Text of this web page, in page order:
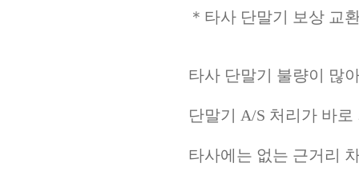
＊타사 단말기 보상 교
타사 단말기 불량이 많
단말기 A/S 처리가 바로
타사에는 없는 근거리